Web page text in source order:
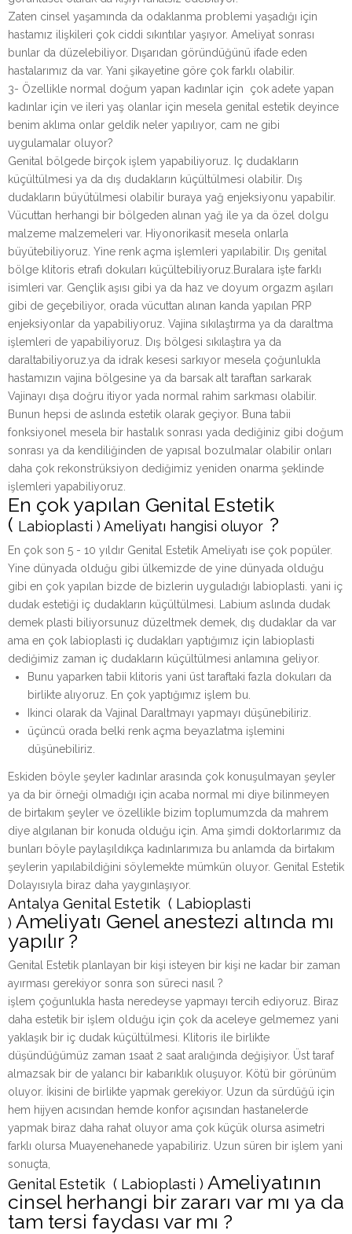
Zaten cinsel yaşamında da odaklanma problemi yaşadığı için
hastamız ilişkileri çok ciddi sıkıntılar yaşıyor. Ameliyat sonrası
bunlar da düzelebiliyor. Dışarıdan göründüğünü ifade eden
hastalarımız da var. Yani şikayetine göre çok farklı olabilir.
3- Özellikle normal doğum yapan kadınlar için çok adete yapan
kadınlar için ve ileri yaş olanlar için mesela genital estetik deyince
benim aklıma onlar geldik neler yapılıyor, cam ne gibi
uygulamalar oluyor?
Genital bölgede birçok işlem yapabiliyoruz. Iç dudakların
küçültülmesi ya da dış dudakların küçültülmesi olabilir. Dış
dudakların büyütülmesi olabilir buraya yağ enjeksiyonu yapabilir.
Vücuttan herhangi bir bölgeden alınan yağ ile ya da özel dolgu
malzeme malzemeleri var. Hiyonorikasit mesela onlarla
büyütebiliyoruz. Yine renk açma işlemleri yapılabilir. Dış genital
bölge klitoris etrafı dokuları küçültebiliyoruz.Buralara işte farklı
isimleri var. Gençlik aşısı gibi ya da haz ve doyum orgazm aşıları
gibi de geçebiliyor, orada vücuttan alınan kanda yapılan PRP
enjeksiyonlar da yapabiliyoruz. Vajina sıkılaştırma ya da daraltma
işlemleri de yapabiliyoruz. Dış bölgesi sıkılaştıra ya da
daraltabiliyoruz.ya da idrak kesesi sarkıyor mesela çoğunlukla
hastamızın vajina bölgesine ya da barsak alt taraftan sarkarak
Vajinayı dışa doğru itiyor yada normal rahim sarkması olabilir.
Bunun hepsi de aslında estetik olarak geçiyor. Buna tabii
fonksiyonel mesela bir hastalık sonrası yada dediğiniz gibi doğum
sonrası ya da kendiliğinden de yapısal bozulmalar olabilir onları
daha çok rekonstrüksiyon dediğimiz yeniden onarma şeklinde
işlemleri yapabiliyoruz.
En çok yapılan Genital Estetik
( Labioplasti ) Ameliyatı hangisi oluyor ?
En çok son 5 - 10 yıldır Genital Estetik Ameliyatı ise çok popüler.
Yine dünyada olduğu gibi ülkemizde de yine dünyada olduğu
gibi en çok yapılan bizde de bizlerin uyguladığı labioplasti. yani iç
dudak estetiği iç dudakların küçültülmesi. Labium aslında dudak
demek plasti biliyorsunuz düzeltmek demek, dış dudaklar da var
ama en çok labioplasti iç dudakları yaptığımız için labioplasti
dediğimiz zaman iç dudakların küçültülmesi anlamına geliyor.
Bunu yaparken tabii klitoris yani üst taraftaki fazla dokuları da
birlikte alıyoruz. En çok yaptığımız işlem bu.
Ikinci olarak da Vajinal Daraltmayı yapmayı düşünebiliriz.
üçüncü orada belki renk açma beyazlatma işlemini
düşünebiliriz.
Eskiden böyle şeyler kadınlar arasında çok konuşulmayan şeyler
ya da bir örneği olmadığı için acaba normal mi diye bilinmeyen
de birtakım şeyler ve özellikle bizim toplumumzda da mahrem
diye algılanan bir konuda olduğu için. Ama şimdi doktorlarımız da
bunları böyle paylaşıldıkça kadınlarımıza bu anlamda da birtakım
şeylerin yapılabildiğini söylemekte mümkün oluyor. Genital Estetik
Dolayısıyla biraz daha yaygınlaşıyor.
Antalya Genital Estetik ( Labioplasti
) Ameliyatı Genel anestezi altında mı
yapılır ?
Genital Estetik planlayan bir kişi isteyen bir kişi ne kadar bir zaman
ayırması gerekiyor sonra son süreci nasıl ?
işlem çoğunlukla hasta neredeyse yapmayı tercih ediyoruz. Biraz
daha estetik bir işlem olduğu için çok da aceleye gelmemez yani
yaklaşık bir iç dudak küçültülmesi. Klitoris ile birlikte
düşündüğümüz zaman 1saat 2 saat aralığında değişiyor. Üst taraf
almazsak bir de yalancı bir kabarıklık oluşuyor. Kötü bir görünüm
oluyor. İkisini de birlikte yapmak gerekiyor. Uzun da sürdüğü için
hem hijyen acısından hemde konfor açısından hastanelerde
yapmak biraz daha rahat oluyor ama çok küçük olursa asimetri
farklı olursa Muayenehanede yapabiliriz. Uzun süren bir işlem yani
sonuçta,
Genital Estetik ( Labioplasti ) Ameliyatının
cinsel herhangi bir zararı var mı ya da
tam tersi faydası var mı ?